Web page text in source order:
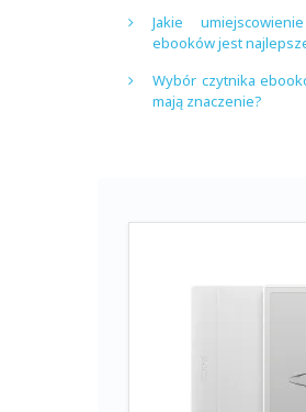
Jakie
ebooków jest
Wybór czytnika
mają znaczenie?